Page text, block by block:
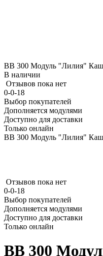
ВВ 300 Модуль "Лилия"
В наличии
Отзывов пока нет
0-0-18
Выбор покупателей
Дополняется модулями
Доступно для доставки
Только онлайн
ВВ 300 Модуль "Лилия"
Отзывов пока нет
0-0-18
Выбор покупателей
Дополняется модулями
Доступно для доставки
Только онлайн
ВВ 300